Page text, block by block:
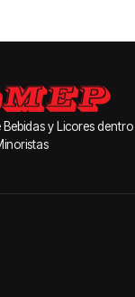
y Licores